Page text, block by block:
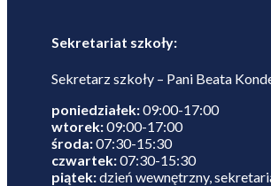
Sekretariat szkoły:
Sekretarz szkoły – Pani Beata
poniedziałek:09:00-17:00
wtorek:09:00-17:00
środa:07:30-15:30
czwartek:07:30-15:30
piątek:dzień wewnętrzny,